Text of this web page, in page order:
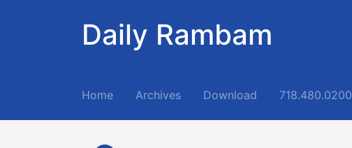
Daily Rambam
Home(current)Archives Download 718.480.0200